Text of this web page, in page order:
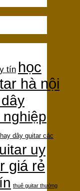
tín học
hà nội
dây guitar các
uy
giá rẻ
thuê guitar thường